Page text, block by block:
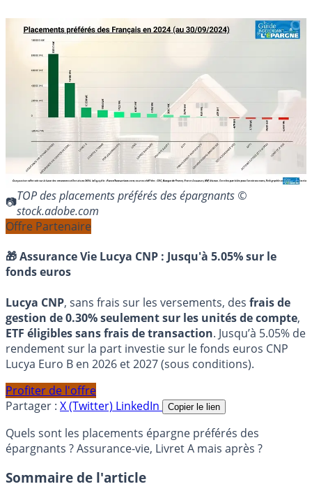
TOP des placements préférés des épargnants ©
stock.adobe.com
Offre Partenaire
🎁 Assurance Vie Lucya CNP : Jusqu'à 5.05% sur le
fonds euros
Lucya CNP, sans frais sur les versements, des frais de
gestion de 0.30% seulement sur les unités de compte,
ETF éligibles sans frais de transaction. Jusqu’à 5.05% de
rendement sur la part investie sur le fonds euros CNP
Lucya Euro B en 2026 et 2027 (sous conditions).
Profiter de l'offre
Partager : X (Twitter) LinkedIn Copier le lien
Quels sont les placements épargne préférés des
épargnants ? Assurance-vie, Livret A mais après ?
Sommaire de l'article